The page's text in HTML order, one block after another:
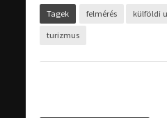
Tagek felmérés külföldi
turizmus